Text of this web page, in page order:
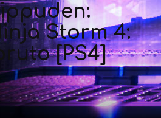
Storm 4:
[PS4]